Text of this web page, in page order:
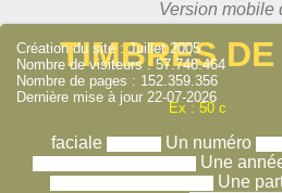
TIMBRES
Ex : 50 c
faciale Un numéro
Une
Une
Création du site : Juillet 2005
Nombre de visiteurs : 57.748.464
Nombre de pages : 152.359.356
Dernière mise à jour 22-07-2026